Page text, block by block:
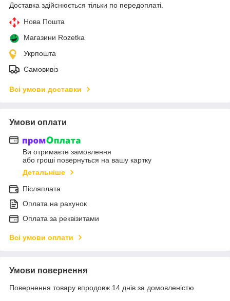
Доставка здійснюється тільки по передоплаті.
Нова Пошта
Магазини Rozetka
Укрпошта
Самовивіз
Всі умови доставки
Умови оплати
Ви отримаєте замовлення
або гроші повернуться на вашу картку
Детальніше
Післяплата
Оплата на рахунок
Оплата за реквізитами
Всі умови оплати
Умови повернення
Повернення товару впродовж 14 днів за домовленістю